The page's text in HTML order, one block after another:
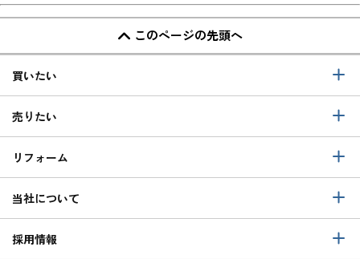
このページの先頭へ
買いたい
売りたい
リフォーム
当社について
採用情報